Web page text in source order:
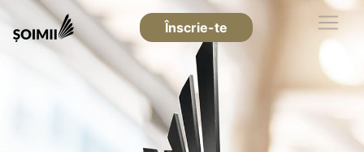
Înscrie-te